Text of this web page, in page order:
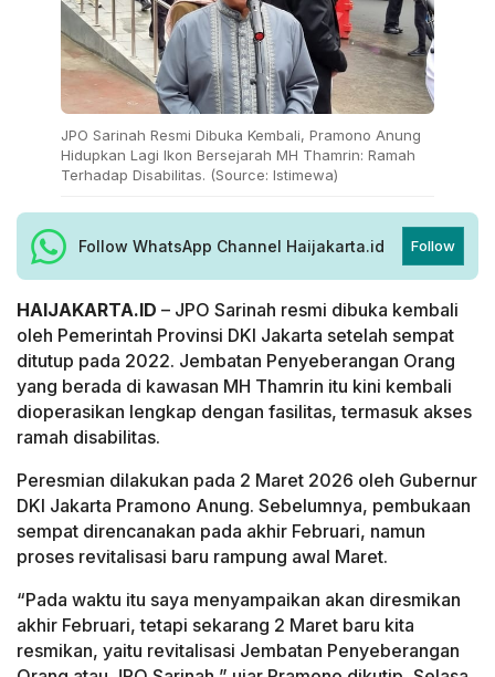
JPO Sarinah Resmi Dibuka Kembali, Pramono Anung
Hidupkan Lagi Ikon Bersejarah MH Thamrin: Ramah
Terhadap Disabilitas. (Source: Istimewa)
Follow WhatsApp Channel Haijakarta.id Follow
HAIJAKARTA.ID – JPO Sarinah resmi dibuka kembali
oleh Pemerintah Provinsi DKI Jakarta setelah sempat
ditutup pada 2022. Jembatan Penyeberangan Orang
yang berada di kawasan MH Thamrin itu kini kembali
dioperasikan lengkap dengan fasilitas, termasuk akses
ramah disabilitas.
Peresmian dilakukan pada 2 Maret 2026 oleh Gubernur
DKI Jakarta Pramono Anung. Sebelumnya, pembukaan
sempat direncanakan pada akhir Februari, namun
proses revitalisasi baru rampung awal Maret.
“Pada waktu itu saya menyampaikan akan diresmikan
akhir Februari, tetapi sekarang 2 Maret baru kita
resmikan, yaitu revitalisasi Jembatan Penyeberangan